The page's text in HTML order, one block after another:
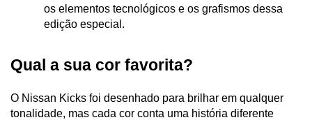
os elementos tecnológicos e os grafismos dessa
edição especial.
Qual a sua cor favorita?
O Nissan Kicks foi desenhado para brilhar em qualquer
tonalidade, mas cada cor conta uma história diferente